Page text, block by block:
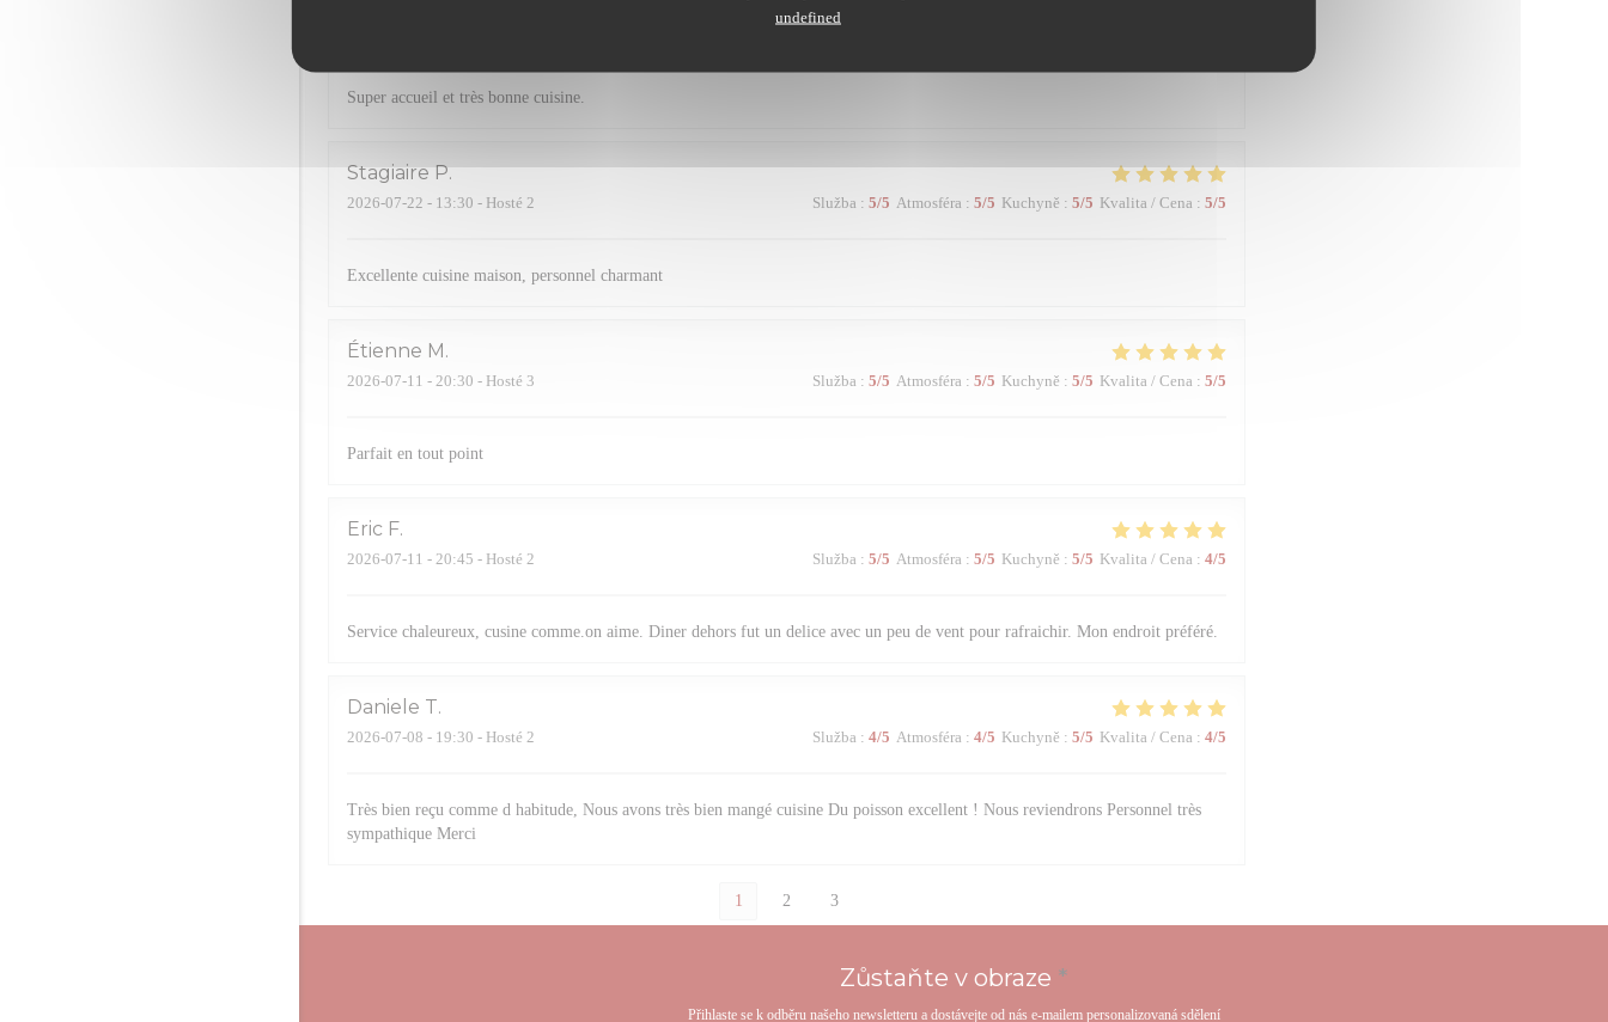
undefined
Služba
Super accueil et très bonne cuisine.
Stagiaire P
2026-07-22 - 13:30 - Hosté 2 Služba : 5/5 Atmosféra : 5/5 Kuchyně : 5/5 Kvalita / Cena : 5/5
Excellente cuisine maison, personnel charmant
Étienne M
2026-07-11 - 20:30 - Hosté 3 Služba : 5/5 Atmosféra : 5/5 Kuchyně : 5/5 Kvalita / Cena : 5/5
Parfait en tout point
Eric F
2026-07-11 - 20:45 - Hosté 2 Služba : 5/5 Atmosféra : 5/5 Kuchyně : 5/5 Kvalita / Cena : 4/5
Service chaleureux, cusine comme.on aime. Diner dehors fut un delice avec un peu de vent pour rafraichir. Mon endroit préféré.
Daniele T
2026-07-08 - 19:30 - Hosté 2 Služba : 4/5 Atmosféra : 4/5 Kuchyně : 5/5 Kvalita / Cena : 4/5
Très bien reçu comme d habitude, Nous avons très bien mangé cuisine Du poisson excellent ! Nous reviendrons Personnel très
sympathique Merci
1 2 3
Zůstaňte v obraze *
Přihlaste se k odběru našeho newsletteru a dostávejte od nás e-mailem personalizovaná sdělení